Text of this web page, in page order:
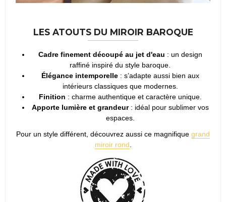
LES ATOUTS DU MIROIR BAROQUE
Cadre finement découpé au jet d'eau : un design
raffiné inspiré du style baroque.
Élégance intemporelle: s’adapte aussi bien aux
intérieurs classiques que modernes.
Finition : charme authentique et caractère unique.
Apporte lumière et grandeur: idéal pour sublimer vos
espaces.
Pour un style différent, découvrez aussi ce magnifique grand
miroir rond